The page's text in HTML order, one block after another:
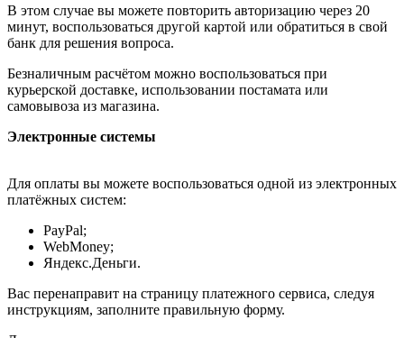
В этом случае вы можете повторить авторизацию через 20
минут, воспользоваться другой картой или обратиться в свой
банк для решения вопроса.
Безналичным расчётом можно воспользоваться при
курьерской доставке, использовании постамата или
самовывоза из магазина.
Электронные системы
Для оплаты вы можете воспользоваться одной из электронных
платёжных систем:
PayPal;
WebMoney;
Яндекс.Деньги.
Вас перенаправит на страницу платежного сервиса, следуя
инструкциям, заполните правильную форму.